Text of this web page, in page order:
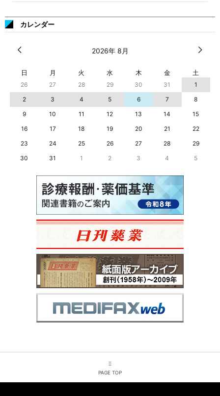
カレンダー
2026年 8月
日 月 火 水 木 金 土
26 27 28 29 30 31
1
2
3 4 5 6 7
8
9
10 11 12 13 14
15
16
17 18 19 20 21
22
23
24 25 26 27 28
29
30
31 1 2 3 4 5
PAGE TOP